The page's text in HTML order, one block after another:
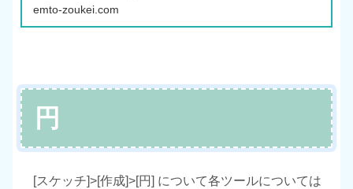
emto-zoukei.com
円
[スケッチ]>[作成]>[円] について各ツールについては